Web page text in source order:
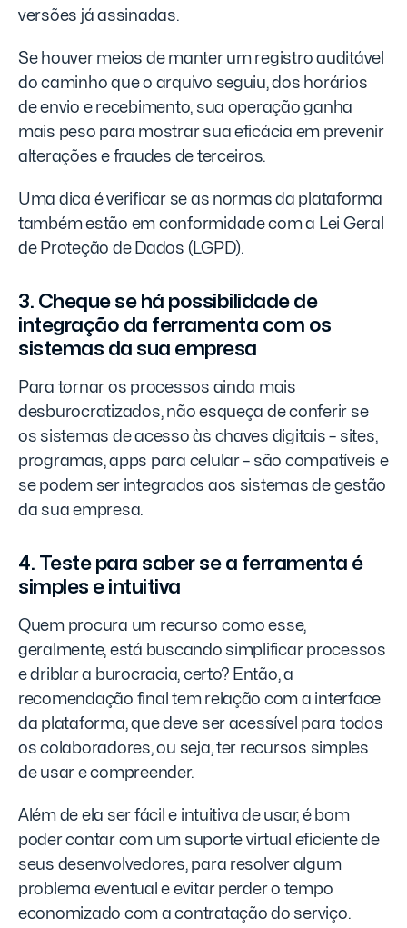
versões já assinadas.
Se houver meios de manter um registro auditável
do caminho que o arquivo seguiu, dos horários
de envio e recebimento, sua operação ganha
mais peso para mostrar sua eficácia em prevenir
alterações e fraudes de terceiros.
Uma dica é verificar se as normas da plataforma
também estão em conformidade com a Lei Geral
de Proteção de Dados (LGPD).
3. Cheque se há possibilidade de
integração da ferramenta com os
sistemas da sua empresa
Para tornar os processos ainda mais
desburocratizados, não esqueça de conferir se
os sistemas de acesso às chaves digitais – sites,
programas, apps para celular – são compatíveis e
se podem ser integrados aos sistemas de gestão
da sua empresa.
4. Teste para saber se a ferramenta é
simples e intuitiva
Quem procura um recurso como esse,
geralmente, está buscando simplificar processos
e driblar a burocracia, certo? Então, a
recomendação final tem relação com a interface
da plataforma, que deve ser acessível para todos
os colaboradores, ou seja, ter recursos simples
de usar e compreender.
Além de ela ser fácil e intuitiva de usar, é bom
poder contar com um suporte virtual eficiente de
seus desenvolvedores, para resolver algum
problema eventual e evitar perder o tempo
economizado com a contratação do serviço.